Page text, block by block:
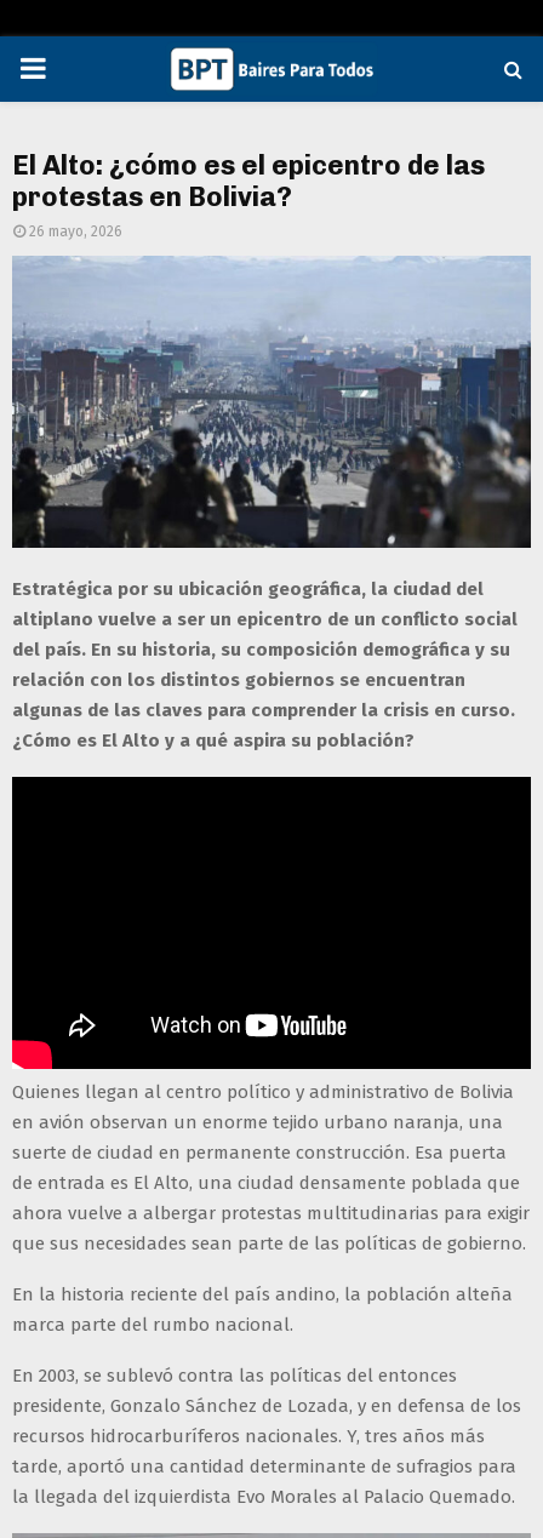
PRIMARY
El Alto: ¿cómo es el epicentro de las
protestas en Bolivia?
26 mayo, 2026
Estratégica por su ubicación geográfica, la ciudad del
altiplano vuelve a ser un epicentro de un conflicto social
del país. En su historia, su composición demográfica y su
relación con los distintos gobiernos se encuentran
algunas de las claves para comprender la crisis en curso.
¿Cómo es El Alto y a qué aspira su población?
Quienes llegan al centro político y administrativo de Bolivia
en avión observan un enorme tejido urbano naranja, una
suerte de ciudad en permanente construcción. Esa puerta
de entrada es El Alto, una ciudad densamente poblada que
ahora vuelve a albergar protestas multitudinarias para exigir
que sus necesidades sean parte de las políticas de gobierno.
En la historia reciente del país andino, la población alteña
marca parte del rumbo nacional.
En 2003, se sublevó contra las políticas del entonces
presidente, Gonzalo Sánchez de Lozada, y en defensa de los
recursos hidrocarburíferos nacionales. Y, tres años más
tarde, aportó una cantidad determinante de sufragios para
la llegada del izquierdista Evo Morales al Palacio Quemado.